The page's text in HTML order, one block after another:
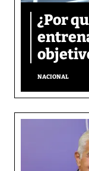
¿Por
NACIONAL